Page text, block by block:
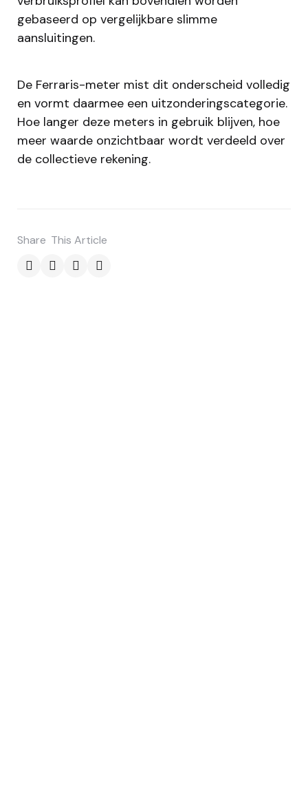
gebaseerd op vergelijkbare slimme
aansluitingen.
De Ferraris-meter mist dit onderscheid volledig
en vormt daarmee een uitzonderingscategorie.
Hoe langer deze meters in gebruik blijven, hoe
meer waarde onzichtbaar wordt verdeeld over
de collectieve rekening.
Share This Article